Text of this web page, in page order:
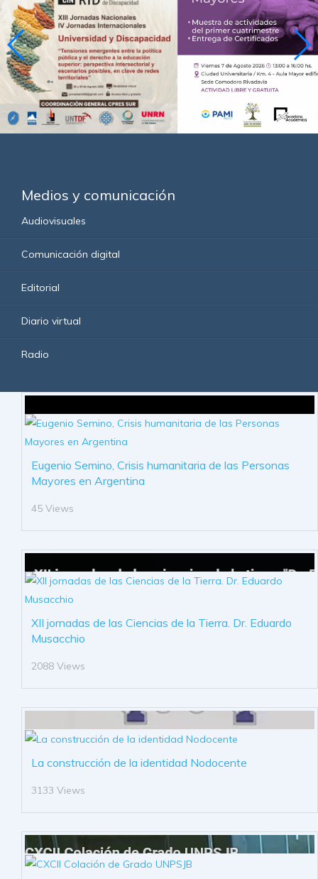
Medios y comunicación
Audiovisuales
Comunicación digital
Editorial
Diario virtual
Radio
Eugenio Semino, Crisis humanitaria de las Personas
Mayores en Argentina
45 Views
XII jornadas de las Ciencias de la Tierra. Dr. Eduardo
Musacchio
2088 Views
La construcción de la identidad Nodocente
3133 Views